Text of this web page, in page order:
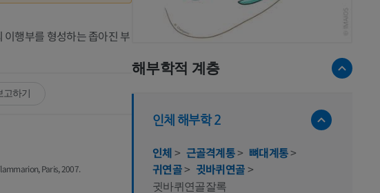
이행부를 형성하는 좁아진 부
고하기
Paris, 2007.
해부학적 계층
인체 해부학 2
인체> 근골격계통> 뼈대계통>
귀연골> 귓바퀴연골>
귓바퀴연골잘록